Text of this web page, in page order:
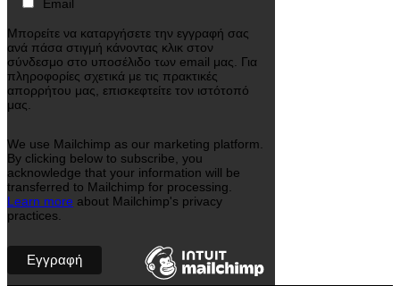
Email
Μπορείτε να καταργήσετε την εγγραφή σας
ανά πάσα στιγμή κάνοντας κλικ στον
σύνδεσμο στο υποσέλιδο των email μας. Για
πληροφορίες σχετικά με τις πρακτικές
απορρήτου μας, επισκεφτείτε τον ιστότοπό
μας.
We use Mailchimp as our marketing platform.
By clicking below to subscribe, you
acknowledge that your information will be
transferred to Mailchimp for processing.
Learn more about Mailchimp's privacy
practices.